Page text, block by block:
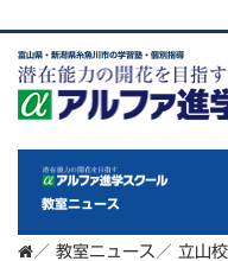
富山県・新潟県糸魚川市の学習塾・個別指導
教室ニュース
／ 教室ニュース ／ 立山